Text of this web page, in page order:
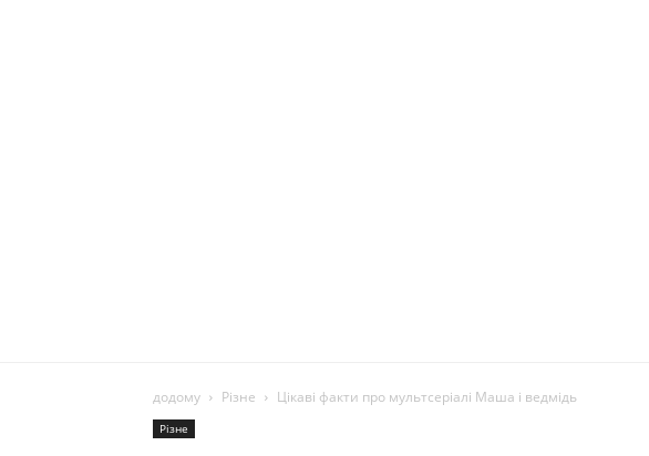
додому Різне Цікаві факти про мультсеріалі Маша і ведмідь
Різне